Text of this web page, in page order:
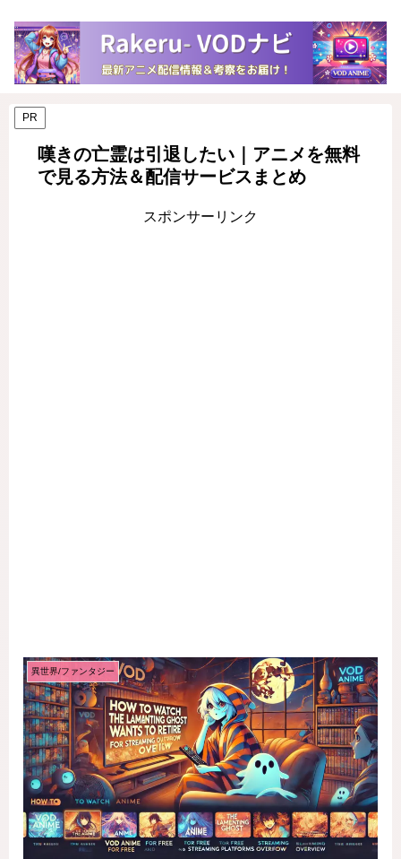
PR
嘆きの亡霊は引退したい｜アニメを無料
で見る方法＆配信サービスまとめ
スポンサーリンク
異世界/ファンタジー